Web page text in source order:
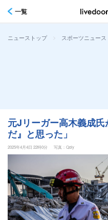
一覧
ニューストップ > スポーツニュース
元Jリーガー高木義成
だ』と思った」
2025年4月4日 22時0分 写真：Qoly